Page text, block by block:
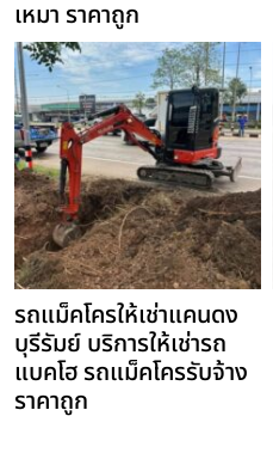
เหมา ราคาถูก
รถแม็คโครให้เช่าแคนดง
บุรีรัมย์ บริการให้เช่ารถ
แบคโฮ รถแม็คโครรับจ้าง
ราคาถูก